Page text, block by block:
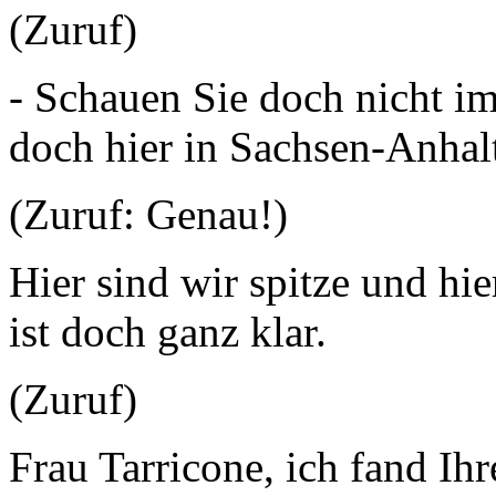
(Zuruf)
- Schauen Sie doch nicht
doch hier in Sachsen-
(Zuruf: Genau!)
Hier sind wir spitze und
ist doch ganz klar.
(Zuruf)
Frau Tarricone, ich fand